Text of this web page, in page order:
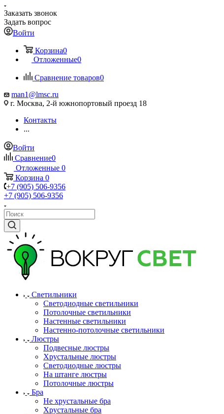
Заказать звонок
Задать вопрос
Войти
Корзина0
Отложенные0
Сравнение товаров0
man1@lmsc.ru
г. Москва, 2-й южнопортовый проезд 18
Контакты
...
Войти
Сравнение0
Отложенные 0
Корзина 0
+7 (905) 506-9356
+7 (905) 506-9356
Светильники
Светодиодные светильники
Потолочные светильники
Настенные светильники
Настенно-потолочные светильники
Люстры
Подвесные люстры
Хрустальные люстры
Светодиодные люстры
На штанге люстры
Потолочные люстры
Бра
Не хрустальные бра
Хрустальные бра